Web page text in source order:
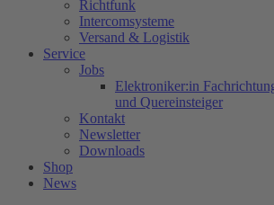
Richtfunk
Intercomsysteme
Versand & Logistik
Service
Jobs
Elektroniker:in
und Quereinsteiger
Kontakt
Newsletter
Downloads
Shop
News